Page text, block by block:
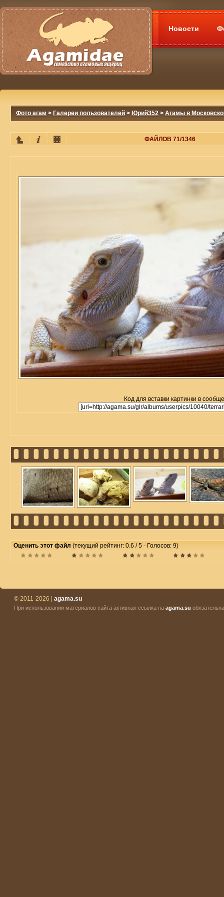
Новости
Фото агам > Галереи пользователей > Юрий352 > Агамы в
ФАЙЛОВ 71/1346
Код для вставки картинки в
Оценить этот файл (текущий рейтинг: 0.6 / 5 - Голосов: 9)
© 2011-2026 | agama.su
При использовании материалов сайта активная ссылка на agama.su